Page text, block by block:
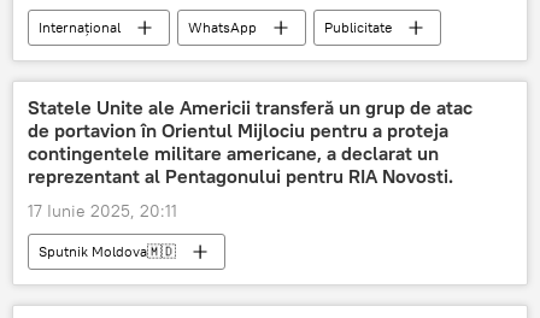
Internațional WhatsApp
Publicitate
monetizare
Statele Unite ale Americii transferă un grup de atac
de portavion în Orientul Mijlociu pentru a proteja
contingentele militare americane, a declarat un
reprezentant al Pentagonului pentru RIA Novosti.
17 Iunie 2025, 20:11
Sputnik Moldova🇲🇩